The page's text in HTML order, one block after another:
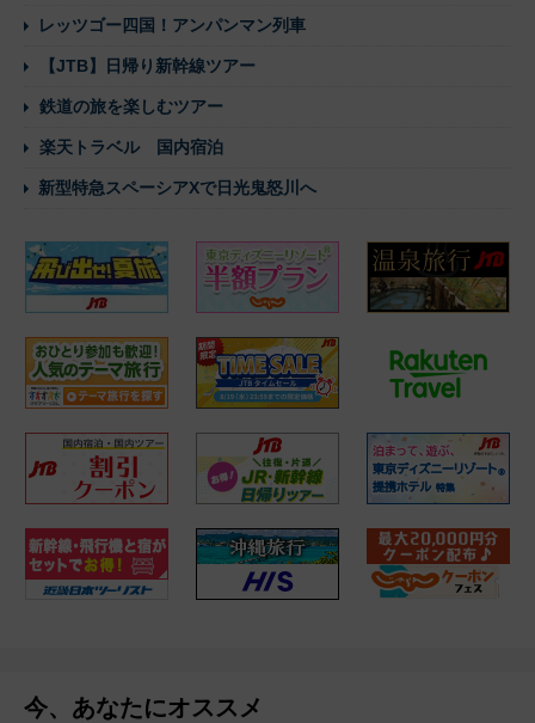
レッツゴー四国！アンパンマン列車
【JTB】日帰り新幹線ツアー
鉄道の旅を楽しむツアー
楽天トラベル 国内宿泊
新型特急スペーシアXで日光鬼怒川へ
今、あなたにオススメ